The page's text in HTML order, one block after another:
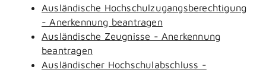
Ausländische Hochschulzugangsberechtigung
- Anerkennung beantragen
Ausländische Zeugnisse - Anerkennung
beantragen
Ausländischer Hochschulabschluss -